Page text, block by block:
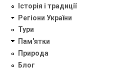
Історія і традиції
Регіони України
Тури
Пам'ятки
Природа
Блог